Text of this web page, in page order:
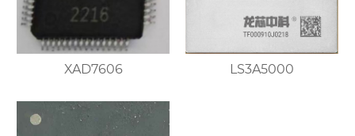
XAD7606 LS3A5000